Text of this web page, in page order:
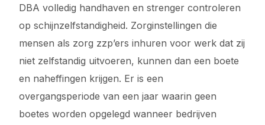
DBA volledig handhaven en strenger controleren
op schijnzelfstandigheid. Zorginstellingen die
mensen als zorg zzp’ers inhuren voor werk dat zij
niet zelfstandig uitvoeren, kunnen dan een boete
en naheffingen krijgen. Er is een
overgangsperiode van een jaar waarin geen
boetes worden opgelegd wanneer bedrijven